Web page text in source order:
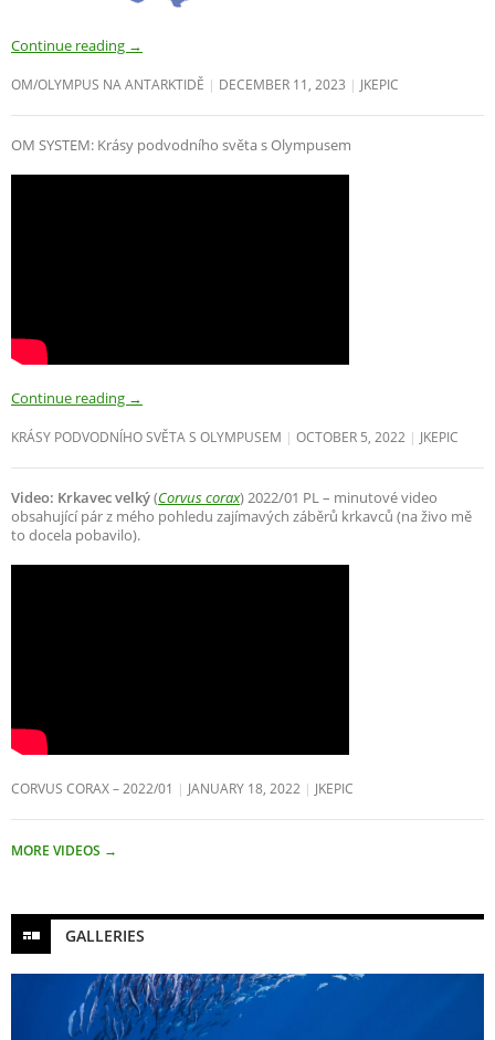
Continue reading →
OM/OLYMPUS NA ANTARKTIDĚ DECEMBER 11, 2023 JKEPIC
OM SYSTEM: Krásy podvodního světa s Olympusem
Continue reading →
KRÁSY PODVODNÍHO SVĚTA S OLYMPUSEM OCTOBER 5, 2022 JKEPIC
Video: Krkavec velký(Corvus corax) 2022/01 PL – minutové video
obsahující pár z mého pohledu zajímavých záběrů krkavců (na živo mě
to docela pobavilo).
CORVUS CORAX – 2022/01 JANUARY 18, 2022 JKEPIC
MORE VIDEOS →
GALLERIES